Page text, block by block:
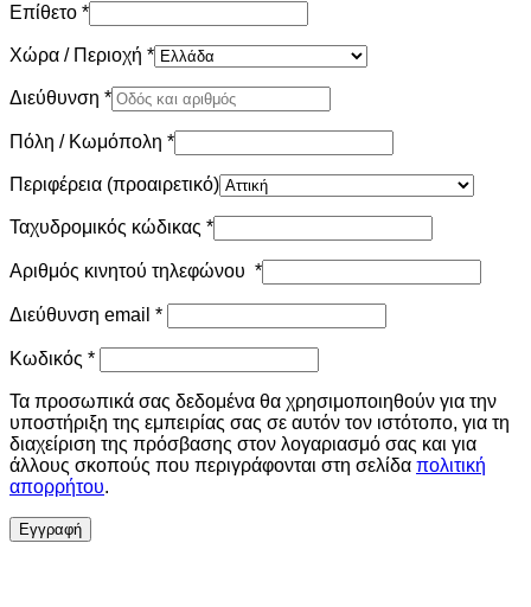
Επίθετο *
Χώρα / Περιοχή *
Διεύθυνση *
Πόλη / Κωμόπολη *
Περιφέρεια (προαιρετικό)
Ταχυδρομικός κώδικας *
Αριθμός κινητού τηλεφώνου *
Διεύθυνση email *Απαιτείται
Κωδικός *Απαιτείται
Τα προσωπικά σας δεδομένα θα χρησιμοποιηθούν για την
υποστήριξη της εμπειρίας σας σε αυτόν τον ιστότοπο, για τη
διαχείριση της πρόσβασης στον λογαριασμό σας και για
άλλους σκοπούς που περιγράφονται στη σελίδα πολιτική
απορρήτου.
Εγγραφή